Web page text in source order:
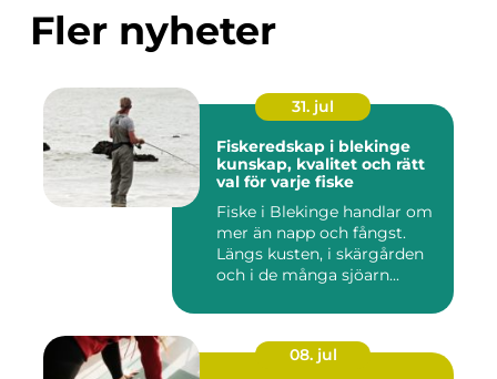
Fler nyheter
31. jul
Fiskeredskap i blekinge
kunskap, kvalitet och rätt
val för varje fiske
Fiske i Blekinge handlar om
mer än napp och fångst.
Längs kusten, i skärgården
och i de många sjöarn...
08. jul